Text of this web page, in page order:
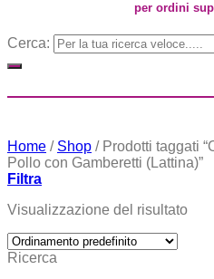
per ordini
Cerca:
Home / Shop /Prodotti taggati
Pollo con Gamberetti (Lattina)”
Filtra
Visualizzazione del risultato
Ricerca